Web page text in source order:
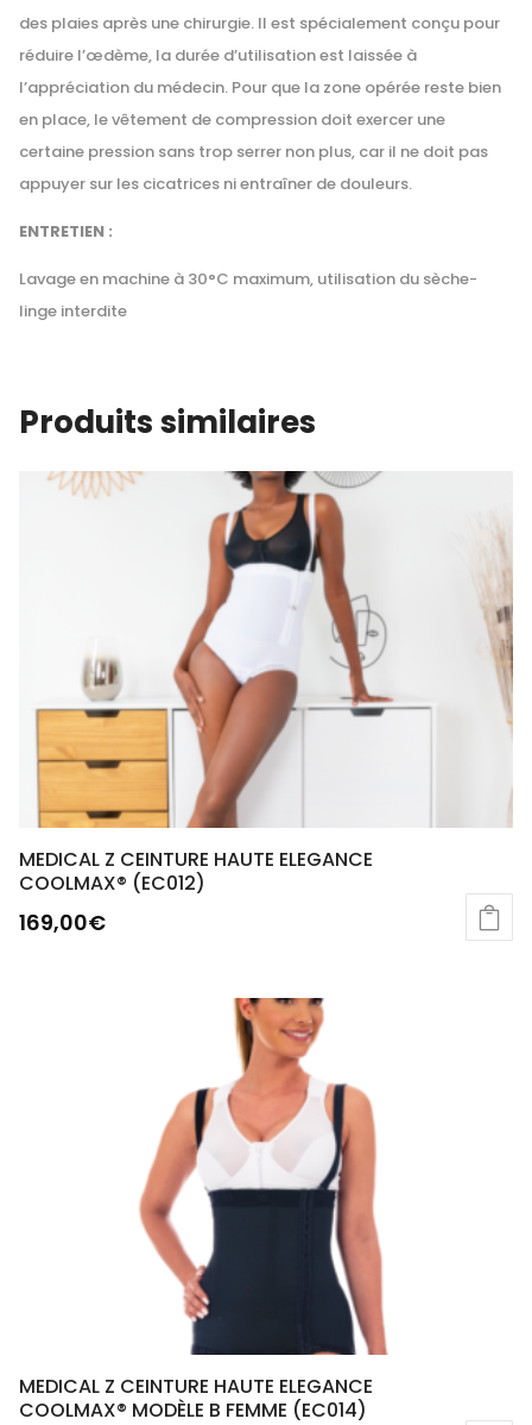
des plaies après une chirurgie. Il est spécialement conçu pour
réduire l’œdème, la durée d’utilisation est laissée à
l’appréciation du médecin. Pour que la zone opérée reste bien
en place, le vêtement de compression doit exercer une
certaine pression sans trop serrer non plus, car il ne doit pas
appuyer sur les cicatrices ni entraîner de douleurs.
ENTRETIEN :
Lavage en machine à 30°C maximum, utilisation du sèche-
linge interdite
Produits similaires
MEDICAL Z CEINTURE HAUTE ELEGANCE
COOLMAX® (EC012)
169,00€
MEDICAL Z CEINTURE HAUTE ELEGANCE
COOLMAX® MODÈLE B FEMME (EC014)